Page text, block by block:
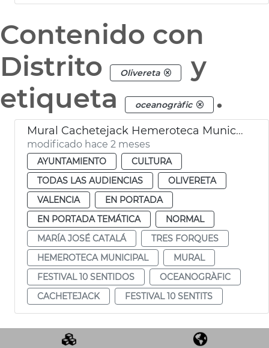
Contenido con
Distrito
Olivereta
y
etiqueta
oceanogràfic .
Mural Cachetejack Hemeroteca Municipal València
modificado hace 2 meses
AYUNTAMIENTO
CULTURA
TODAS LAS AUDIENCIAS
OLIVERETA
VALENCIA
EN PORTADA
EN PORTADA TEMÁTICA
NORMAL
MARÍA JOSÉ CATALÁ
TRES FORQUES
HEMEROTECA MUNICIPAL
MURAL
FESTIVAL 10 SENTIDOS
OCEANOGRÀFIC
CACHETEJACK
FESTIVAL 10 SENTITS